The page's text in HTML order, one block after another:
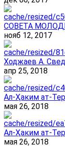
СОВЕТА
нояб 12, 2017
Ходжаев А.
апр 25, 2018
Ал-Ҳаким ат-
мая 26, 2018
Ал-Ҳаким ат-
мая 26, 2018